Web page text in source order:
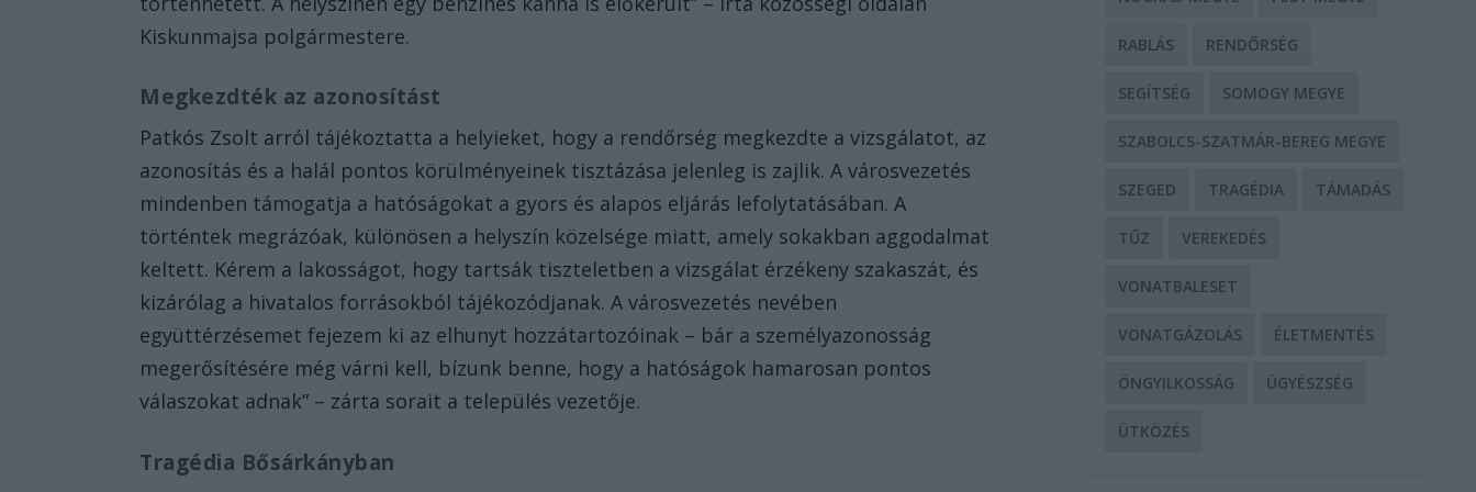
Kiskunmajsa polgármestere.
Megkezdték az azonosítást
Patkós Zsolt arról tájékoztatta a helyieket, hogy a rendőrség megkezdte a vizsgálatot, az
azonosítás és a halál pontos körülményeinek tisztázása jelenleg is zajlik. A városvezetés
mindenben támogatja a hatóságokat a gyors és alapos eljárás lefolytatásában. A
történtek megrázóak, különösen a helyszín közelsége miatt, amely sokakban aggodalmat
keltett. Kérem a lakosságot, hogy tartsák tiszteletben a vizsgálat érzékeny szakaszát, és
kizárólag a hivatalos forrásokból tájékozódjanak. A városvezetés nevében
együttérzésemet fejezem ki az elhunyt hozzátartozóinak – bár a személyazonosság
megerősítésére még várni kell, bízunk benne, hogy a hatóságok hamarosan pontos
válaszokat adnak” – zárta sorait a település vezetője.
Tragédia Bősárkányban
RABLÁS RENDŐRSÉG
SEGÍTSÉG SOMOGY MEGYE
SZABOLCS-SZATMÁR-BEREG MEGYE
SZEGED TRAGÉDIA TÁMADÁS
TŰZ VEREKEDÉS
VONATBALESET
VONATGÁZOLÁS ÉLETMENTÉS
ÖNGYILKOSSÁG ÜGYÉSZSÉG
ÜTKÖZÉS